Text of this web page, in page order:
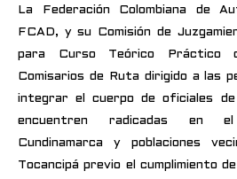
La Federación Colombiana de
FCAD, y su Comisión de
para Curso Teórico Práctico
Comisarios de Ruta dirigido a las
integrar el cuerpo de oficiales
encuentren radicadas en
Cundinamarca y poblaciones
Tocancipá previo el cumplimiento